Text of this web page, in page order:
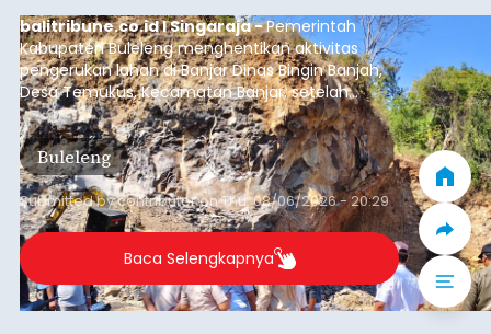
balitribune.co.id I Singaraja -Pemerintah
Kabupaten Buleleng menghentikan aktivitas
pengerukan lahan di Banjar Dinas Bingin Banjah,
Desa Temukus, Kecamatan Banjar, setelah
ditemukan indikasi kegiatan pengambilan
material yang tidak sesuai dengan peruntukan
kawasan.
Buleleng
Submitted bycontributoronThu, 08/06/2026 - 20:29
Baca Selengkapnya